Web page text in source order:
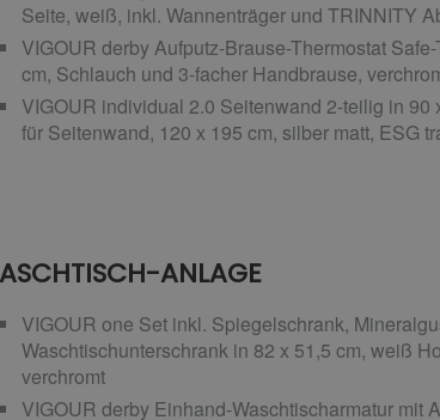
Seite, weiß, inkl. Wannenträger und TRINNITY
VIGOUR derby Aufputz-Brause-Thermostat
cm, Schlauch und 3-facher Handbrause,
VIGOUR individual 2.0 Seitenwand 2-teilig in
für Seitenwand, 120 x 195 cm, silber matt, ESG
ANLAGE
VIGOUR one Set inkl. Spiegelschrank,
Waschtischunterschrank in 82 x 51,5 cm, weiß
verchromt
VIGOUR derby Einhand-Waschtischarmatur mit